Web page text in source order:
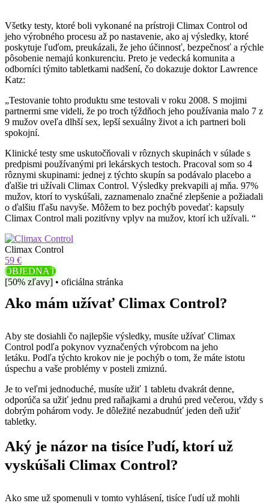
Všetky testy, ktoré boli vykonané na prístroji Climax Control od
jeho výrobného procesu až po nastavenie, ako aj výsledky, ktoré
poskytuje ľuďom, preukázali, že jeho účinnosť, bezpečnosť a rýchle
pôsobenie nemajú konkurenciu. Preto je vedecká komunita a
odborníci týmito tabletkami nadšení, čo dokazuje doktor Lawrence
Katz:
„Testovanie tohto produktu sme testovali v roku 2008. S mojimi
partnermi sme videli, že po troch týždňoch jeho používania malo 7 z
9 mužov oveľa dlhší sex, lepší sexuálny život a ich partneri boli
spokojní.
Klinické testy sme uskutočňovali v rôznych skupinách v súlade s
predpismi používanými pri lekárskych testoch. Pracoval som so 4
rôznymi skupinami: jednej z týchto skupín sa podávalo placebo a
ďalšie tri užívali Climax Control. Výsledky prekvapili aj mňa. 97%
mužov, ktorí to vyskúšali, zaznamenalo značné zlepšenie a požiadali
o ďalšiu fľašu navyše. Môžem to bez pochýb povedať: kapsuly
Climax Control mali pozitívny vplyv na mužov, ktorí ich užívali. “
Climax Control
59 €
OBJEDNAŤ
[50% zľavy] • oficiálna stránka
Ako mám užívať Climax Control?
Aby ste dosiahli čo najlepšie výsledky, musíte užívať Climax
Control podľa pokynov vyznačených výrobcom na jeho
letáku. Podľa týchto krokov nie je pochýb o tom, že máte istotu
úspechu a vaše problémy v posteli zmiznú.
Je to veľmi jednoduché, musíte užiť 1 tabletu dvakrát denne,
odporúča sa užiť jednu pred raňajkami a druhú pred večerou, vždy s
dobrým pohárom vody. Je dôležité nezabudnúť jeden deň užiť
tabletky.
Aký je názor na tisíce ľudí, ktorí už
vyskúšali Climax Control?
Ako sme už spomenuli v tomto vyhlásení, tisíce ľudí už mohli